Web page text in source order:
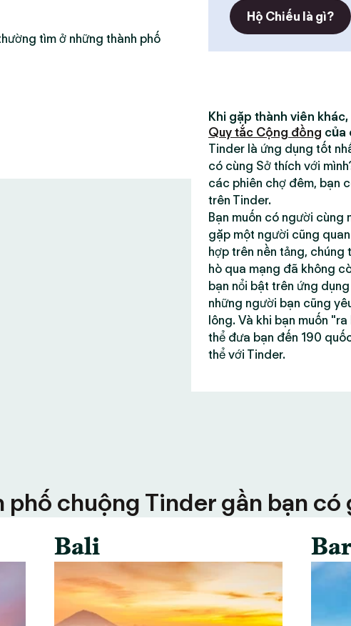
tìm ở những thành phố
Hộ Chiếu là gì?
Khi gặp thành viên
Quy tắc Cộng đồng của
Tinder là ứng dụng tốt
có cùng Sở thích với
các phiên chợ đêm, bạn
trên Tinder.
Bạn muốn có người cùng
gặp một người cũng
hợp trên nền tảng,
hò qua mạng đã không
bạn nổi bật trên ứng
những người bạn cũng
lông. Và khi bạn muốn
thể đưa bạn đến 190
thể với Tinder.
phố chuộng Tinder gần bạn có
Bali